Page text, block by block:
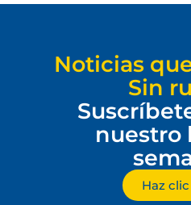
Noticias
Sin
nuestro
Haz